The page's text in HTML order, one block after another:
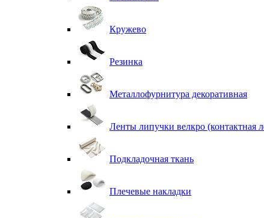
Кружево
Резинка
Металлофурнитура декоративная
Ленты липучки велкро (контактная
Подкладочная ткань
Плечевые накладки